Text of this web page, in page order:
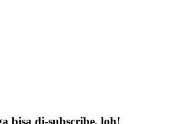
bisa di-subscribe, loh!